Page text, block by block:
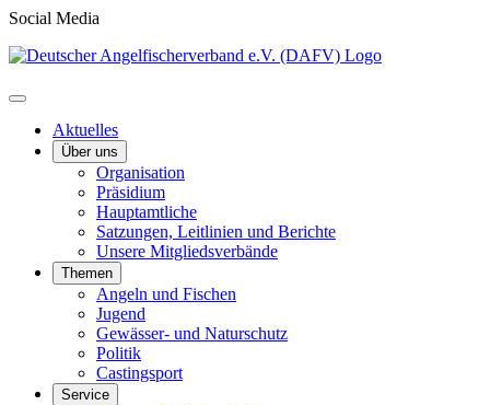
Social Media
Aktuelles
Über uns
Organisation
Präsidium
Hauptamtliche
Satzungen, Leitlinien und Berichte
Unsere Mitgliedsverbände
Themen
Angeln und Fischen
Jugend
Gewässer- und Naturschutz
Politik
Castingsport
Service